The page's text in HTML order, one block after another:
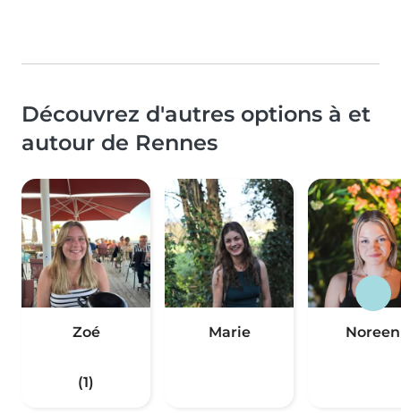
Découvrez d'autres options à et
autour de Rennes
Zoé
(1)
Marie Noreen